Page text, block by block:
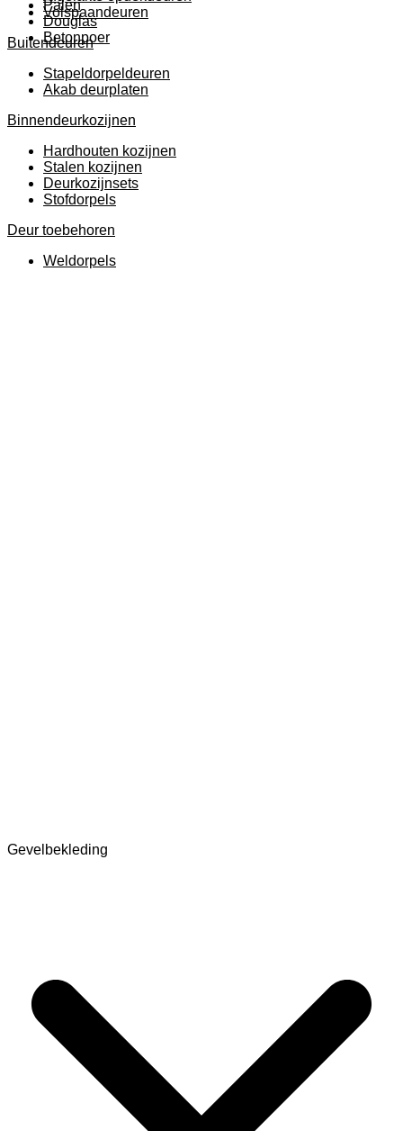
Palen
Douglas
Betonpoer
Volspaandeuren
Buitendeuren
Stapeldorpeldeuren
Akab deurplaten
Binnendeurkozijnen
Hardhouten kozijnen
Stalen kozijnen
Deurkozijnsets
Stofdorpels
Deur toebehoren
Weldorpels
Gevelbekleding